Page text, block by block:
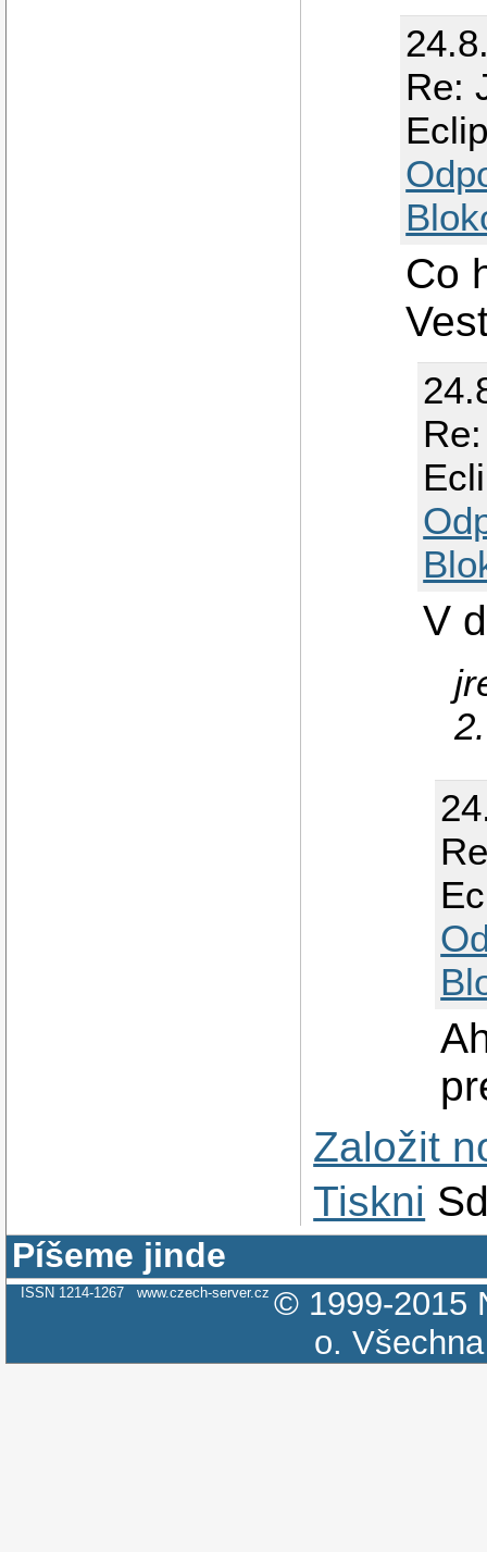
Re:
Co
V
Založit
Tiskni
Píšeme jinde
ISSN 1214-1267 www.czech-server.cz © 1999-2015
o.